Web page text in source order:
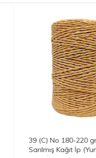
39 (C) No 180-220 gr. İthal
Sarılmış Kağıt İp (Yumuşatılmış